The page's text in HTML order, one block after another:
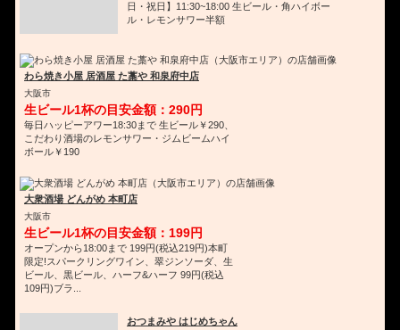
日・祝日】11:30~18:00 生ビール・角ハイボー
ル・レモンサワー半額
わら焼き小屋 居酒屋 た藁や 和泉府中店
大阪市
生ビール1杯の目安金額：290円
毎日ハッピーアワー18:30まで 生ビール￥290、
こだわり酒場のレモンサワー・ジムビームハイ
ボール￥190
大衆酒場 どんがめ 本町店
大阪市
生ビール1杯の目安金額：199円
オープンから18:00まで 199円(税込219円)本町
限定!スパークリングワイン、翠ジンソーダ、生
ビール、黒ビール、ハーフ&ハーフ 99円(税込
109円)ブラ...
おつまみや はじめちゃん